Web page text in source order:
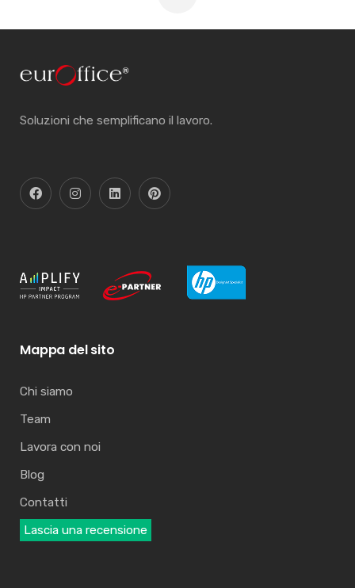
Soluzioni che semplificano il lavoro.
Mappa del sito
Chi siamo
Team
Lavora con noi
Blog
Contatti
Lascia una recensione